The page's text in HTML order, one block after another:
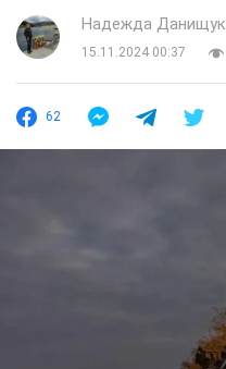
Надежда Данищук
15.11.2024 00:37
62